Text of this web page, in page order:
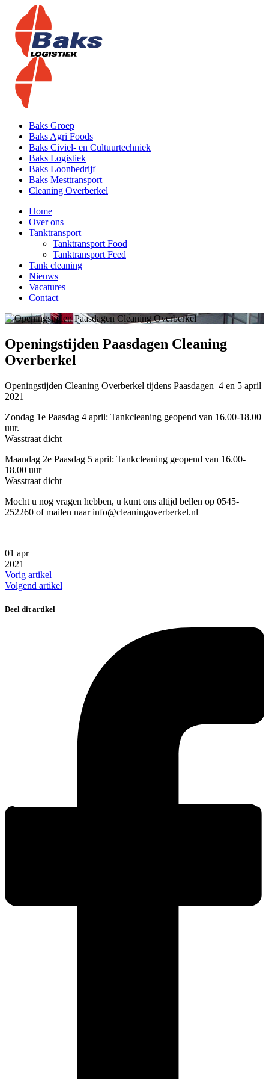
Baks Groep
Baks Agri Foods
Baks Civiel- en Cultuurtechniek
Baks Logistiek
Baks Loonbedrijf
Baks Mesttransport
Cleaning Overberkel
Home
Over ons
Tanktransport
Tanktransport Food
Tanktransport Feed
Tank cleaning
Nieuws
Vacatures
Contact
Openingstijden Paasdagen Cleaning
Overberkel
Openingstijden Cleaning Overberkel tijdens Paasdagen 4 en 5 april
2021
Zondag 1e Paasdag 4 april: Tankcleaning geopend van 16.00-18.00
uur.
Wasstraat dicht
Maandag 2e Paasdag 5 april: Tankcleaning geopend van 16.00-
18.00 uur
Wasstraat dicht
Mocht u nog vragen hebben, u kunt ons altijd bellen op 0545-
252260 of mailen naar info@cleaningoverberkel.nl
01 apr
2021
Vorig artikel
Volgend artikel
Deel dit artikel